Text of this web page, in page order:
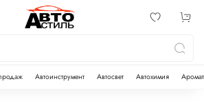
Автоинструмент Автосвет Автохимия